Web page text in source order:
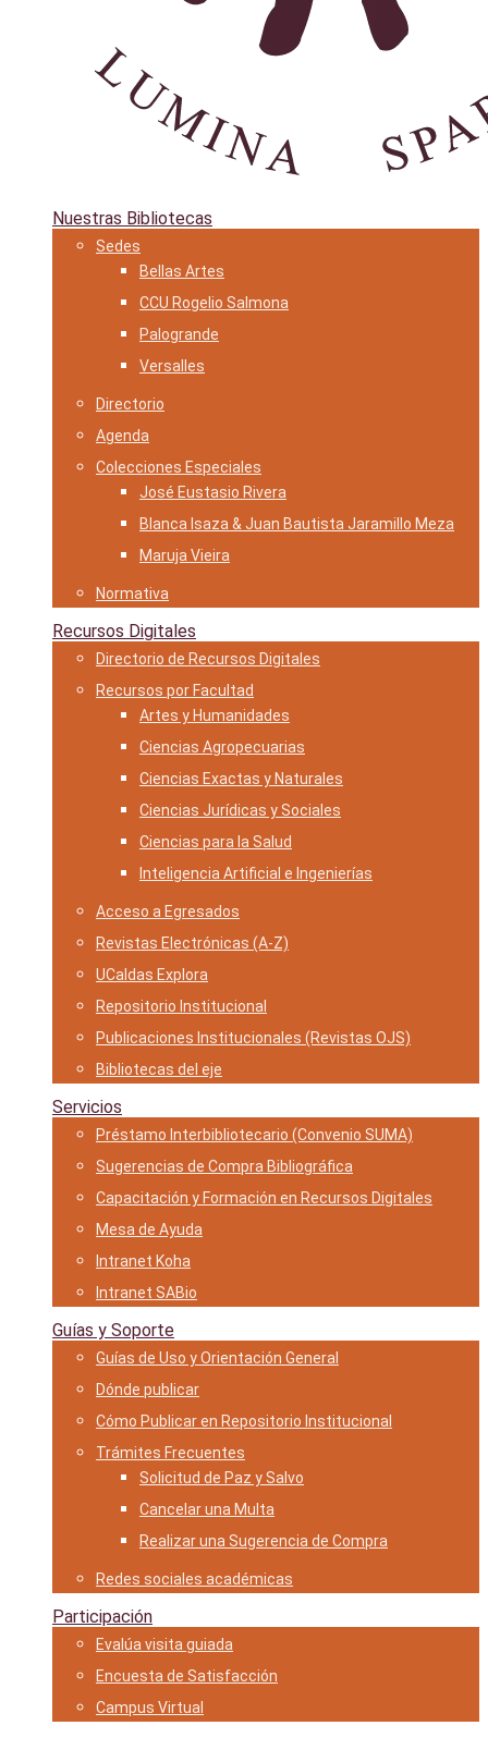
Nuestras Bibliotecas
Sedes
Bellas Artes
CCU Rogelio Salmona
Palogrande
Versalles
Directorio
Agenda
Colecciones Especiales
José Eustasio Rivera
Blanca Isaza & Juan Bautista Jaramillo Meza
Maruja Vieira
Normativa
Recursos Digitales
Directorio de Recursos Digitales
Recursos por Facultad
Artes y Humanidades
Ciencias Agropecuarias
Ciencias Exactas y Naturales
Ciencias Jurídicas y Sociales
Ciencias para la Salud
Inteligencia Artificial e Ingenierías
Acceso a Egresados
Revistas Electrónicas (A-Z)
UCaldas Explora
Repositorio Institucional
Publicaciones Institucionales (Revistas OJS)
Bibliotecas del eje
Servicios
Préstamo Interbibliotecario (Convenio SUMA)
Sugerencias de Compra Bibliográfica
Capacitación y Formación en Recursos Digitales
Mesa de Ayuda
Intranet Koha
Intranet SABio
Guías y Soporte
Guías de Uso y Orientación General
Dónde publicar
Cómo Publicar en Repositorio Institucional
Trámites Frecuentes
Solicitud de Paz y Salvo
Cancelar una Multa
Realizar una Sugerencia de Compra
Redes sociales académicas
Participación
Evalúa visita guiada
Encuesta de Satisfacción
Campus Virtual